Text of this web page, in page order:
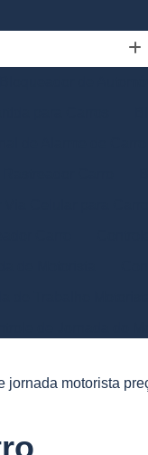
Motorista
de Combustivel
jornada motorista